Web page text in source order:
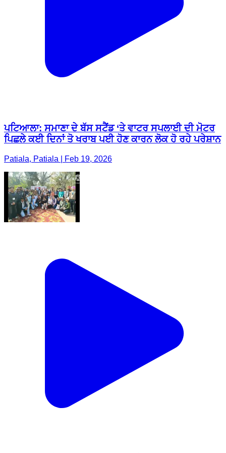
ਪਟਿਆਲਾ: ਸਮਾਣਾ ਦੇ ਬੱਸ ਸਟੈਂਡ ‘ਤੇ ਵਾਟਰ ਸਪਲਾਈ ਦੀ ਮੋਟਰ
ਪਿਛਲੇ ਕਈ ਦਿਨਾਂ ਤੋ ਖਰਾਬ ਪਈ ਹੋਣ ਕਾਰਨ ਲੋਕ ਹੋ ਰਹੇ ਪਰੇਸ਼ਾਨ
Patiala, Patiala | Feb 19, 2026